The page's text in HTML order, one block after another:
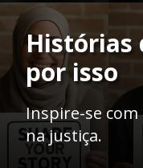
Histórias
por isso
Inspire-se com
na justiça.